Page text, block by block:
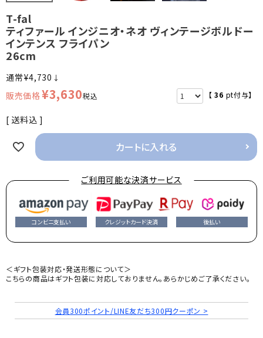
T-fal
ティファール インジニオ・ネオ ヴィンテージボルドー
インテンス フライパン
26cm
¥4,730 ↓
¥3,630税込 【 36 pt付与】
送料込
カートに入れる
ご利用可能な決済サービス
コンビニ支払い クレジットカード決済 後払い
＜ギフト包装対応・発送形態について＞
こちらの商品はギフト包装に対応しておりません。あらかじめご了承ください。
会員300ポイント/LINE友だち300円クーポン >